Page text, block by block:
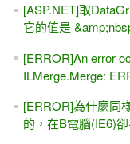
[ASP.NET]取
它的值是
[ERROR]An error
ILMerge.Merge:
[ERROR]為什麼同
的，在B電腦(IE6)